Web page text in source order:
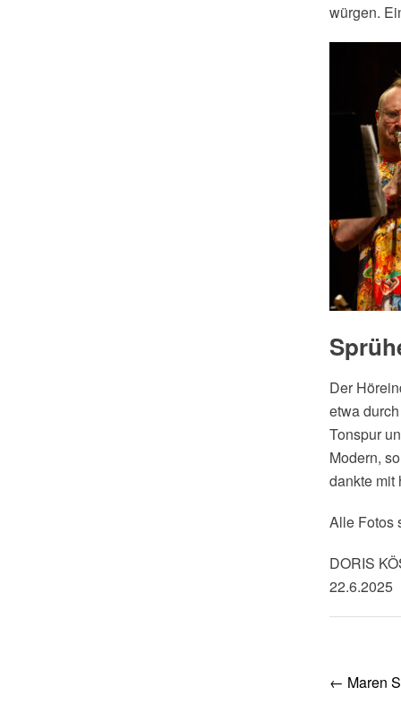
würgen.
Der
etwa
Tonspur
Modern,
dankte mit
Alle Fotos
DORIS
22.6.2025
Post
← Maren